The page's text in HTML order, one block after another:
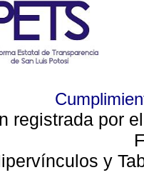
registrada por
y